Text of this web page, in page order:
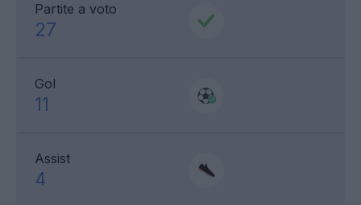
Partite a voto
27
Gol
11
Assist
4